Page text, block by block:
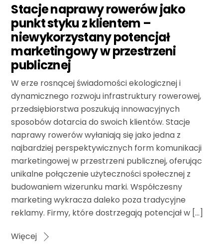
Stacje naprawy rowerów jako
punkt styku z klientem –
niewykorzystany potencjał
marketingowy w przestrzeni
publicznej
W erze rosnącej świadomości ekologicznej i
dynamicznego rozwoju infrastruktury rowerowej,
przedsiębiorstwa poszukują innowacyjnych
sposobów dotarcia do swoich klientów. Stacje
naprawy rowerów wyłaniają się jako jedna z
najbardziej perspektywicznych form komunikacji
marketingowej w przestrzeni publicznej, oferując
unikalne połączenie użyteczności społecznej z
budowaniem wizerunku marki. Współczesny
marketing wykracza daleko poza tradycyjne
reklamy. Firmy, które dostrzegają potencjał w […]
Więcej